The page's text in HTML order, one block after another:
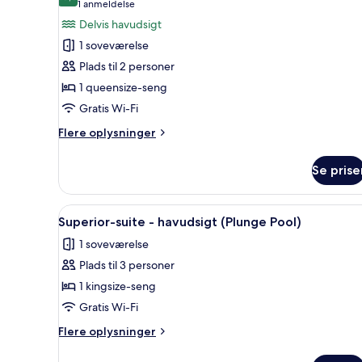
have
af
Secluded
Side
Sea
View
1 anmeldelse
(1
anmeldelse)
Delvis havudsigt
1 soveværelse
Plads til 2 personer
1 queensize-seng
Gratis Wi-Fi
Flere oplysninger
Flere
Side
Sea
View
Se
Indlæs
alle
billeder
af
Superior-
suite
-
havudsigt
Et værelse med træloft, en
3
Superior-suite - havudsigt (Plunge Pool)
1 soveværelse
Plads til 3 personer
1 kingsize-seng
Gratis Wi-Fi
Flere oplysninger
Flere